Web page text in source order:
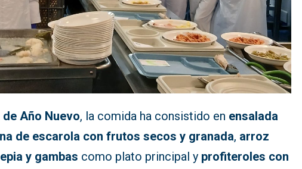
de Año Nuevo, la comida ha consistido en ensalada
de escarola con frutos secos y granada, arroz
y gambas como plato principal y profiteroles con